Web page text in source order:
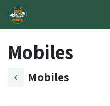
Se rendre au contenu
Mobiles
Mobiles